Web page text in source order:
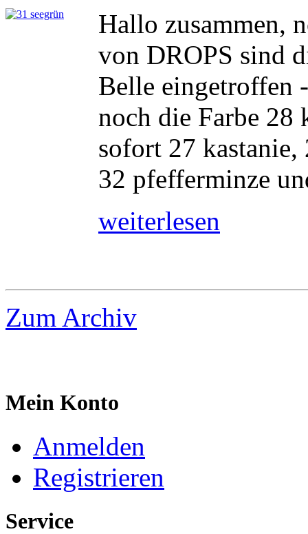
Hallo zusammen,
von DROPS sind
Belle eingetroffen
noch die Farbe 28
sofort 27 kastanie,
32 pfefferminze
weiterlesen
Zum Archiv
Mein Konto
Anmelden
Registrieren
Service